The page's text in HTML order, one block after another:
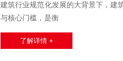
建筑行业规范化发展的大背景下，建
与核心门槛，是衡
了解详情 +